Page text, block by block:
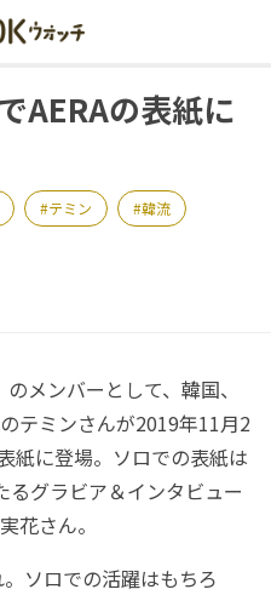
AERAの表紙に
テミン 韓流
メンバーとして、韓国、
テミンさんが2019年11月2
紙に登場。ソロでの表紙は
グラビア＆インタビュー
花さん。
ソロでの活躍はもちろ